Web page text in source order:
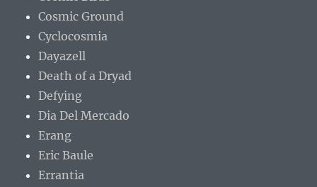
Cosmic Ground
Cyclocosmia
Dayazell
Death of a Dryad
Defying
Dia Del Mercado
Erang
Eric Baule
Errantia